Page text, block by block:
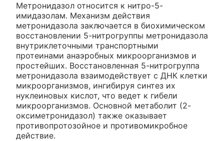
Метронидазол относится к нитро-5-
имидазолам. Механизм действия
метронидазола заключается в биохимическом
восстановлении 5-нитрогруппы метронидазола
внутриклеточными транспортными
протеинами анаэробных микроорганизмов и
простейших. Восстановленная 5-нитрогруппа
метронидазола взаимодействует с ДНК клетки
микроорганизмов, ингибируя синтез их
нуклеиновых кислот, что ведет к гибели
микроорганизмов. Основной метаболит (2-
оксиметронидазол) также оказывает
противопротозойное и противомикробное
действие.